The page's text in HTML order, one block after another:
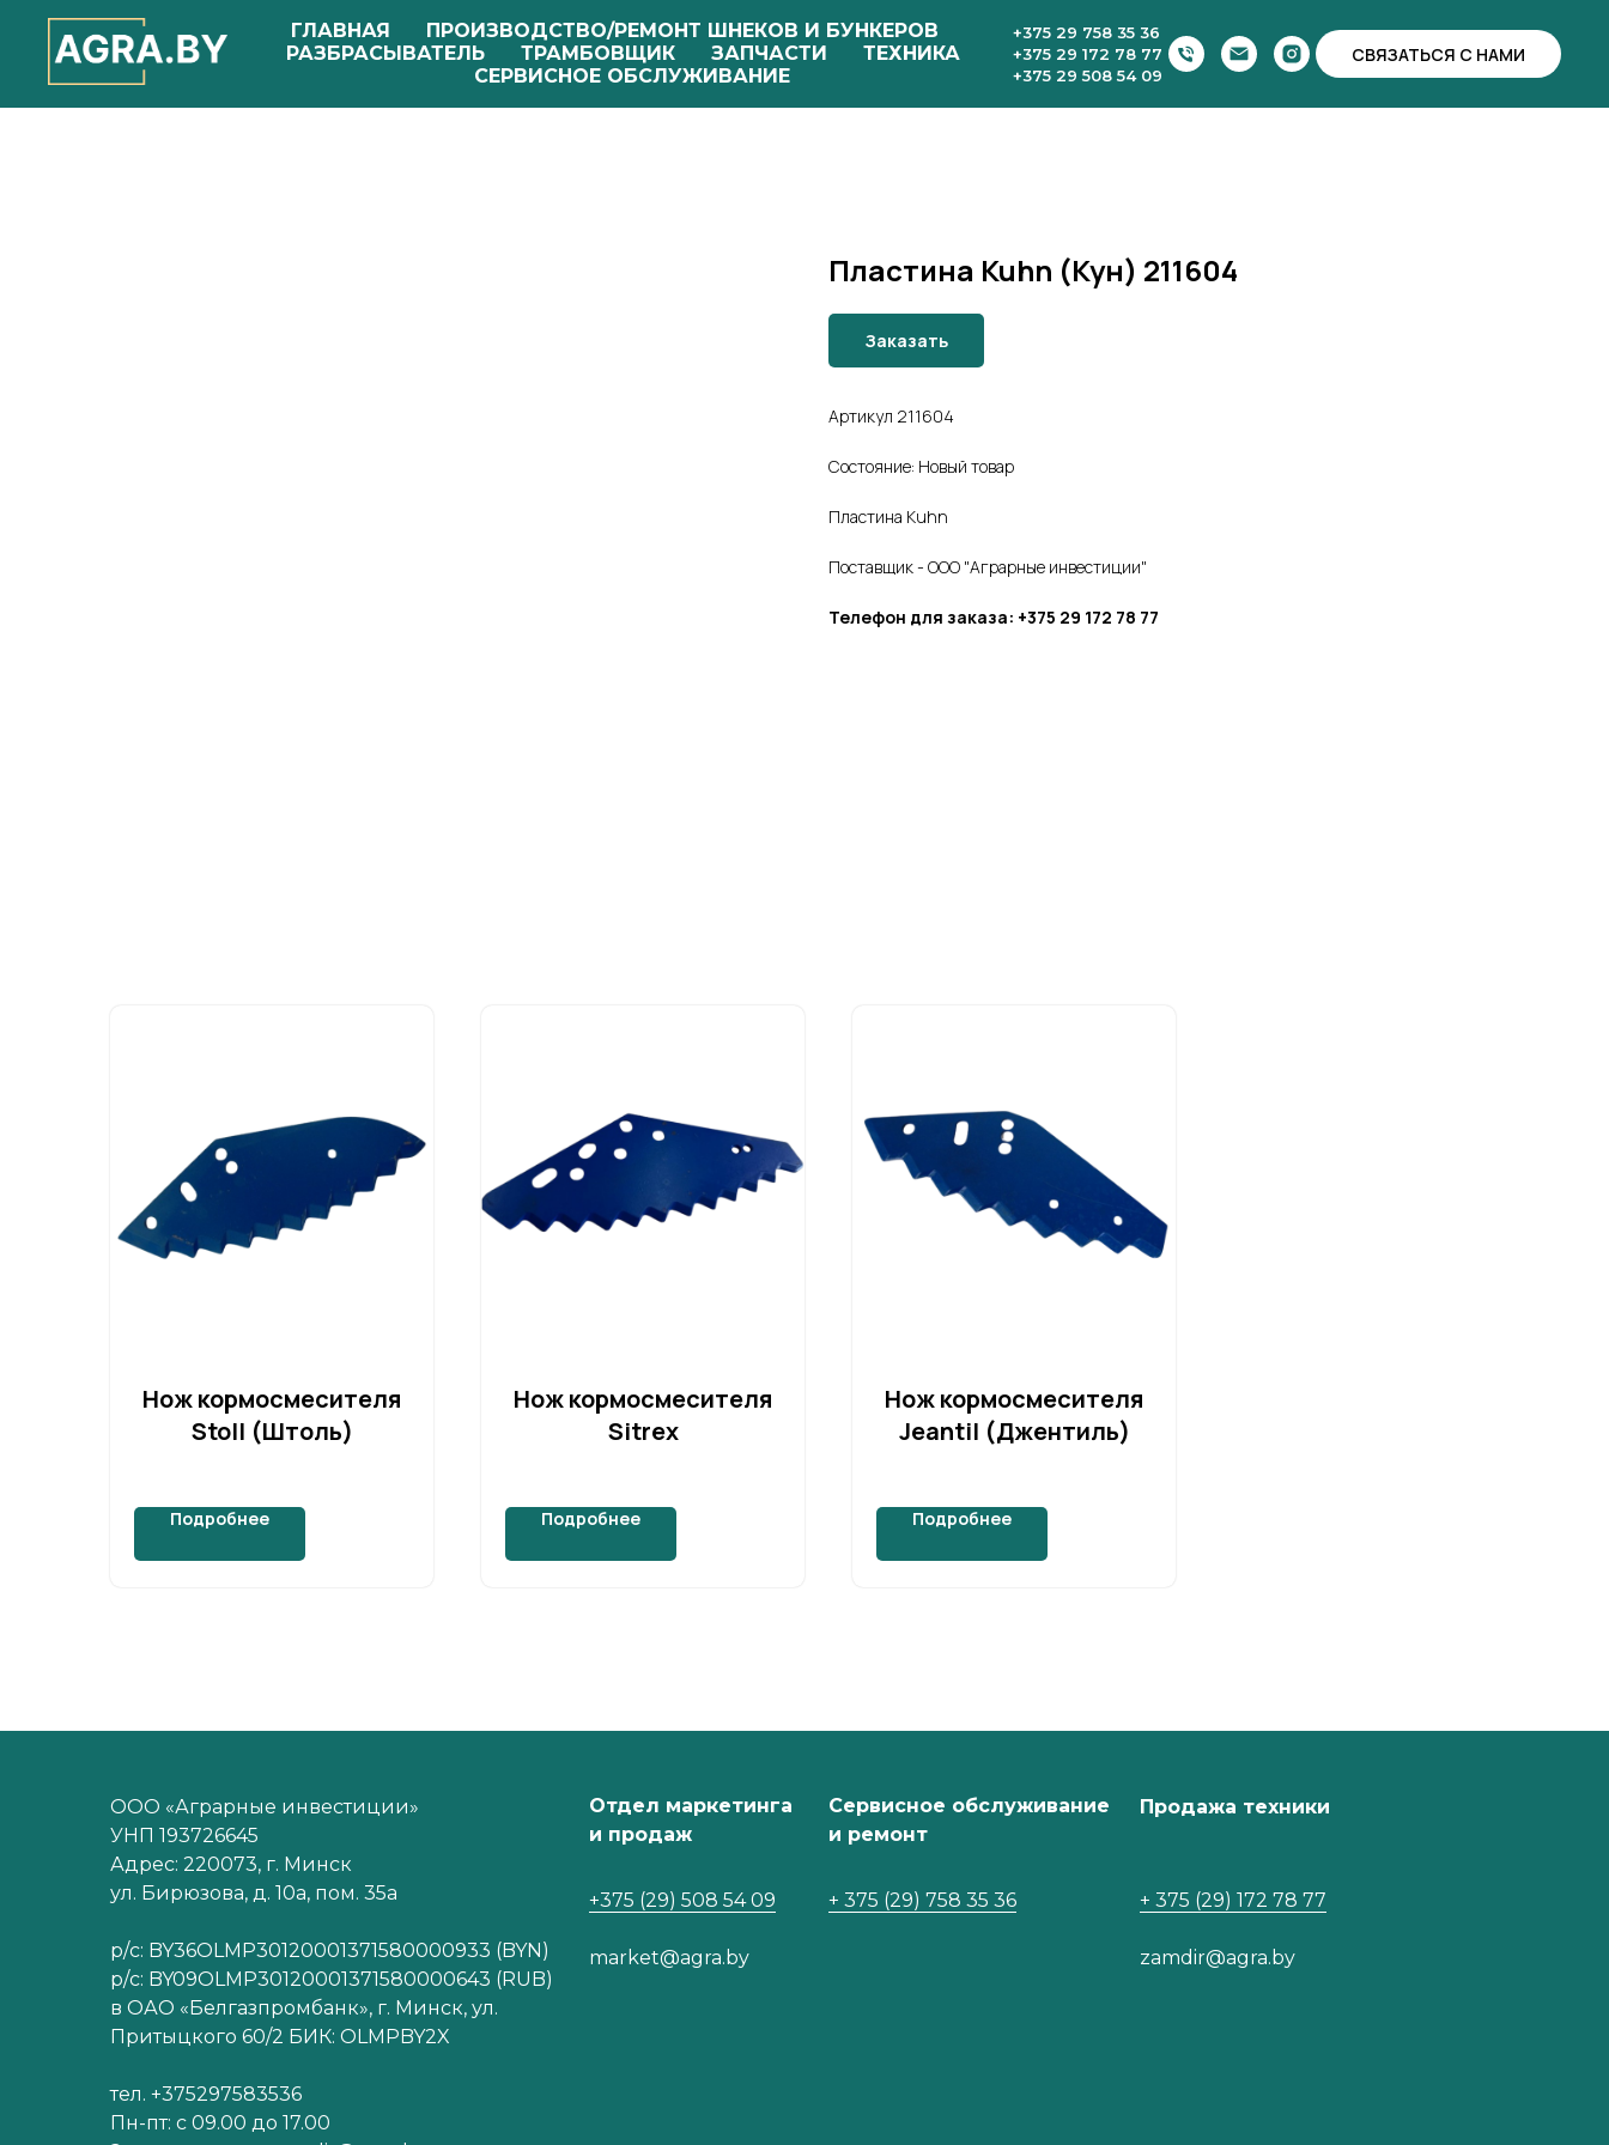
ГЛАВНАЯ
ПРОИЗВОДСТВО/РЕМОНТ ШНЕКОВ И БУНКЕРОВ
РАЗБРАСЫВАТЕЛЬ
ТРАМБОВЩИК ЗАПЧАСТИ
ТЕХНИКА
СЕРВИСНОЕ ОБСЛУЖИВАНИЕ
+375 29 758 35 36
+375 29 172 78 77
+375 29 508 54 09
СВЯЗАТЬСЯ С НАМИ
Пластина Kuhn (Кун) 211604
Заказать
Артикул 211604
Состояние: Новый товар
Пластина Kuhn
Поставщик - ООО "Аграрные инвестиции"
Телефон для заказа: +375 29 172 78 77
Нож кормосмесителя
Stoll (Штоль)
Подробнее
Нож кормосмесителя
Sitrex
Подробнее
Нож кормосмесителя
Jeantil (Джентиль)
Подробнее
ООО «Аграрные инвестиции»
УНП 193726645
Адрес: 220073, г. Минск
ул. Бирюзова, д. 10а, пом. 35а
р/с: BY36OLMP30120001371580000933 (BYN)
р/с: BY09OLMP30120001371580000643 (RUB)
в ОАО «Белгазпромбанк», г. Минск, ул.
Притыцкого 60/2 БИК: OLMPBY2X
тел. +375297583536
Пн-пт: с 09.00 до 17.00
Отдел маркетинга
и продаж
+375 (29) 508 54 09
market@agra.by
Сервисное обслуживание
и ремонт
+ 375 (29) 758 35 36
Продажа техники
+ 375 (29) 172 78 77
zamdir@agra.by